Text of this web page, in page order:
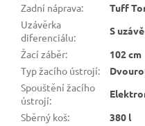
Zadní náprava:
Tuff
Uzávěrka
diferenciálu:
S
Žací záběr:
102 cm
Typ žacího ústrojí:
Spouštění žacího
ústrojí:
Sběrný koš:
380 l